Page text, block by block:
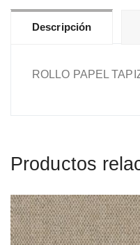
Descripción
ROLLO PAPEL
Productos